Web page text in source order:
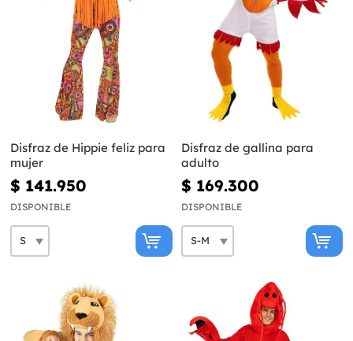
Disfraz de Hippie feliz para
mujer
$ 141.950
DISPONIBLE
Disfraz de gallina para
adulto
$ 169.300
DISPONIBLE